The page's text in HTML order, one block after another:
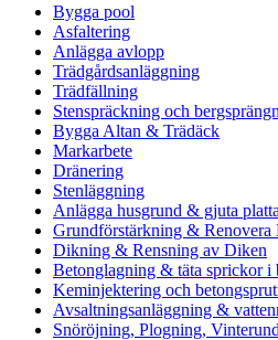
Bygga pool
Asfaltering
Anlägga avlopp
Trädgårdsanläggning
Trädfällning
Stenspräckning och
Bygga Altan & Trädäck
Markarbete
Dränering
Stenläggning
Anlägga husgrund & gjuta platta
Grundförstärkning & Renovera
Dikning & Rensning av Diken
Betonglagning & täta sprickor i
Keminjektering och
Avsaltningsanläggning &
Snöröjning, Plogning,